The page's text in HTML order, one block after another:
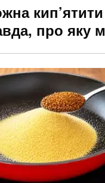
про яку